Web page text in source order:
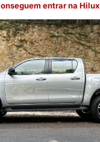
entrar na Hilux